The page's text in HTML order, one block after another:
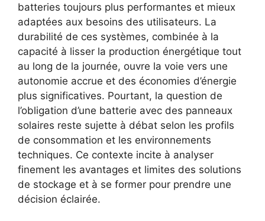
batteries toujours plus performantes et mieux
adaptées aux besoins des utilisateurs. La
durabilité de ces systèmes, combinée à la
capacité à lisser la production énergétique tout
au long de la journée, ouvre la voie vers une
autonomie accrue et des économies d’énergie
plus significatives. Pourtant, la question de
l’obligation d’une batterie avec des panneaux
solaires reste sujette à débat selon les profils
de consommation et les environnements
techniques. Ce contexte incite à analyser
finement les avantages et limites des solutions
de stockage et à se former pour prendre une
décision éclairée.